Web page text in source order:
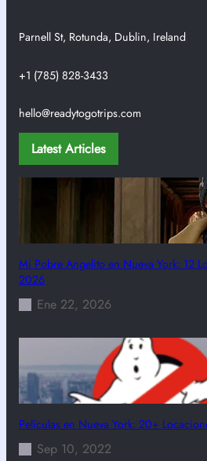
Parnell St, Rotunda, Dublin, Ireland
+1 (785) 828-3433
hello@readytogotrips.com
Latest Articles
Mi Pobre Angelito en Nueva York: 12
2026
Ene 22, 2026
Películas en Nueva York: 20+
Sep 10, 2022